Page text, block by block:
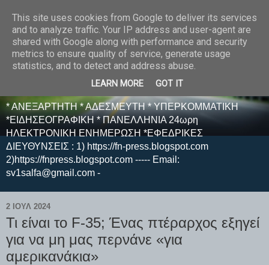
E F E N P R E S S -
ΗΛΕΚΤΡΟΝΙΚΗ
ΕΦΗΜΕΡΙΔΑ
* ΑΝΕΞΑΡΤΗΤΗ * ΑΔΕΣΜΕΥΤΗ * ΥΠΕΡΚΟΜΜΑΤΙΚΗ
*ΕΙΔΗΣΕΟΓΡΑΦΙΚΗ * ΠΑΝΕΛΛΗΝΙΑ 24ωρη
ΗΛΕΚΤΡΟΝΙΚΗ ΕΝΗΜΕΡΩΣΗ *ΕΦΕΔΡΙΚΕΣ
ΔΙΕΥΘΥΝΣΕΙΣ : 1) https://fn-press.blogspot.com
2)https://fnpress.blogspot.com ----- Email:
sv1salfa@gmail.com -
2 ΙΟΥΛ 2024
Τι είναι το F-35; Ένας πτέραρχος εξηγεί
για να μη μας περνάνε «για
αμερικανάκια»
This site uses cookies from Google to deliver its services
and to analyze traffic. Your IP address and user-agent are
shared with Google along with performance and security
metrics to ensure quality of service, generate usage
statistics, and to detect and address abuse.
LEARN MORE GOT IT